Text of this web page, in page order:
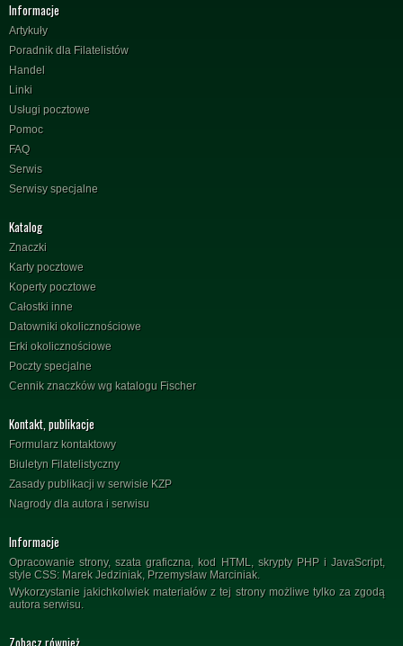
Informacje
Artykuły
Poradnik dla Filatelistów
Handel
Linki
Usługi pocztowe
Pomoc
FAQ
Serwis
Serwisy specjalne
Katalog
Znaczki
Karty pocztowe
Koperty pocztowe
Całostki inne
Datowniki okolicznościowe
Erki okolicznościowe
Poczty specjalne
Cennik znaczków wg katalogu Fischer
Kontakt, publikacje
Formularz kontaktowy
Biuletyn Filatelistyczny
Zasady publikacji w serwisie KZP
Nagrody dla autora i serwisu
Informacje
Opracowanie strony, szata graficzna, kod HTML, skrypty PHP i JavaScript,
style CSS: Marek Jedziniak, Przemysław Marciniak.
Wykorzystanie jakichkolwiek materiałów z tej strony możliwe tylko za zgodą
autora serwisu.
Zobacz również